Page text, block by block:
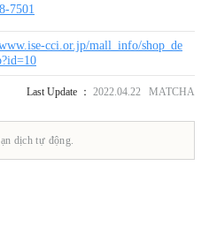
7501
cci.or.jp/mall_info/shop_de
Last Update ： 2022.04.22 MATCHA
dịch tự động.